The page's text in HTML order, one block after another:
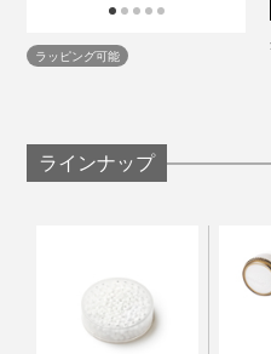
本品（左下）とシャワー水の残留塩素
ラッピング可能
ラインナップ